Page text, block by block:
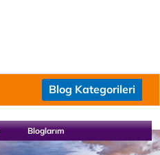
Blog Kategorileri
Bloglarım